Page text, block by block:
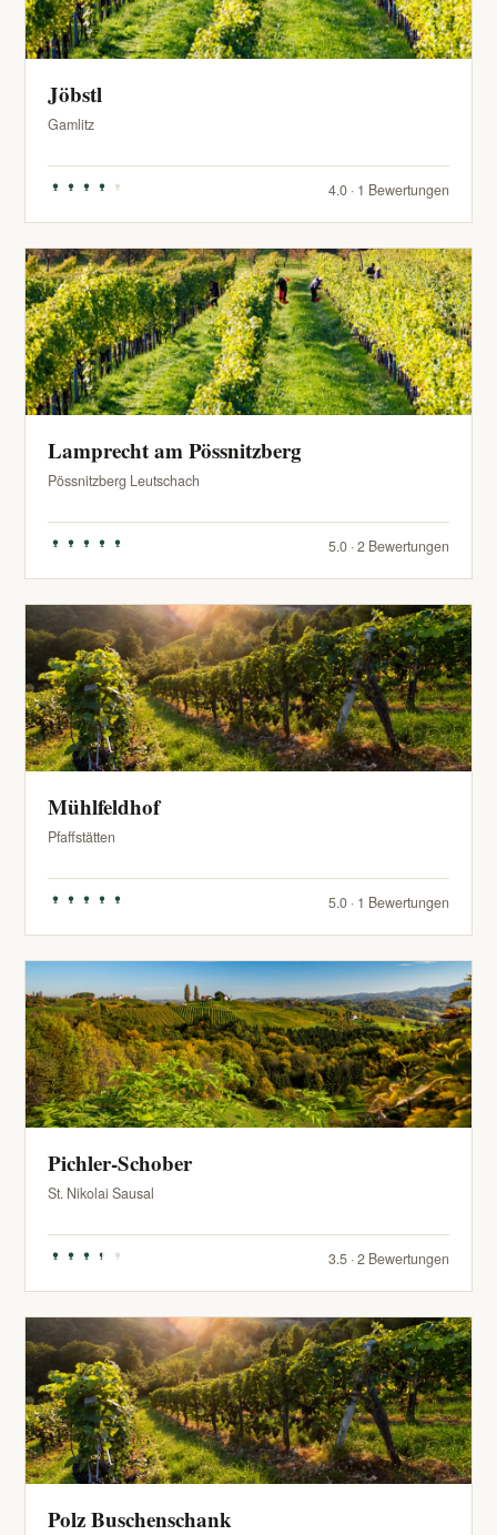
Jöbstl
Gamlitz
4.0 · 1 Bewertungen
Lamprecht am Pössnitzberg
Pössnitzberg Leutschach
5.0 · 2 Bewertungen
Mühlfeldhof
Pfaffstätten
5.0 · 1 Bewertungen
Pichler-Schober
St. Nikolai Sausal
3.5 · 2 Bewertungen
Polz Buschenschank